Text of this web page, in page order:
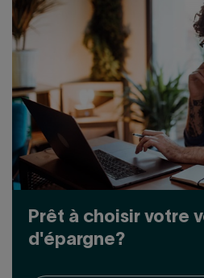
Prêt à choisir votre
d'épargne?